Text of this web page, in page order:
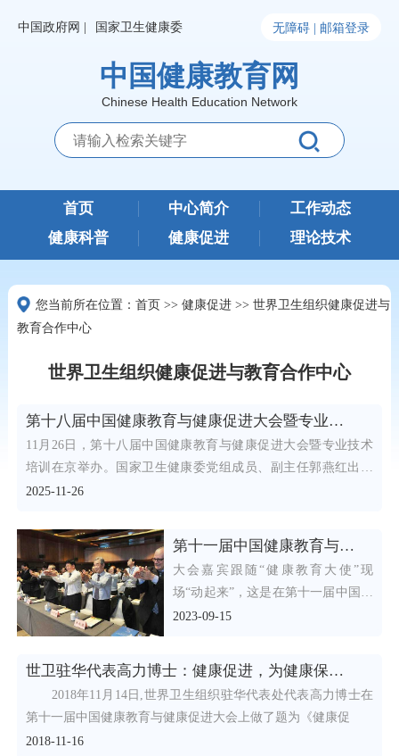
中国政府网 | 国家卫生健康委 无障碍 | 邮箱登录
中国健康教育网
Chinese Health Education Network
首页 中心简介
工作动态
健康科普
健康促进 理论技术
您当前所在位置： 首页 >> 健康促进>> 世界卫生组织健康促进与
教育合作中心
世界卫生组织健康促进与教育合作中心
第十八届中国健康教育与健康促进大会暨专业技术培训在京举办
11月26日，第十八届中国健康教育与健康促进大会暨专业技术
培训在京举办。国家卫生健康委党组成员、副主任郭燕红出席
开幕
2025-11-26
第十一届中国健康教育与健康促进大会召开
大会嘉宾跟随“健康教育大使”现
场“动起来”，这是在第十一届中国健
康教育与健康促进大会会场，国家卫
2023-09-15
世卫驻华代表高力博士：健康促进，为健康保驾护航
2018年11月14日,世界卫生组织驻华代表处代表高力博士在
第十一届中国健康教育与健康促进大会上做了题为《健康促
2018-11-16